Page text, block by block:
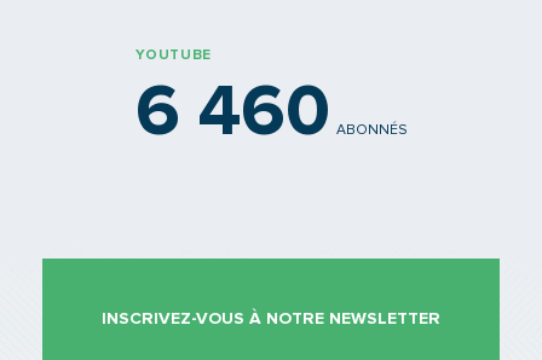
YOUTUBE
6 460 ABONNÉS
INSCRIVEZ-VOUS À NOTRE NEWSLETTER